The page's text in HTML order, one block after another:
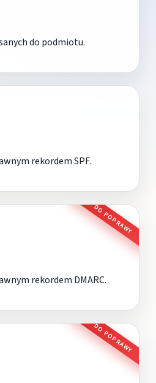
do podmiotu.
rekordem SPF.
DO POPRAWY
rekordem DMARC.
DO POPRAWY